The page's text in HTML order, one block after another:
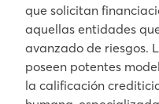
que solicitan
aquellas entidades
avanzado de riesgos.
poseen potentes
la calificación